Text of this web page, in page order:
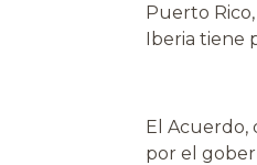
Puerto
Iberia tiene
El Acuerdo,
por el